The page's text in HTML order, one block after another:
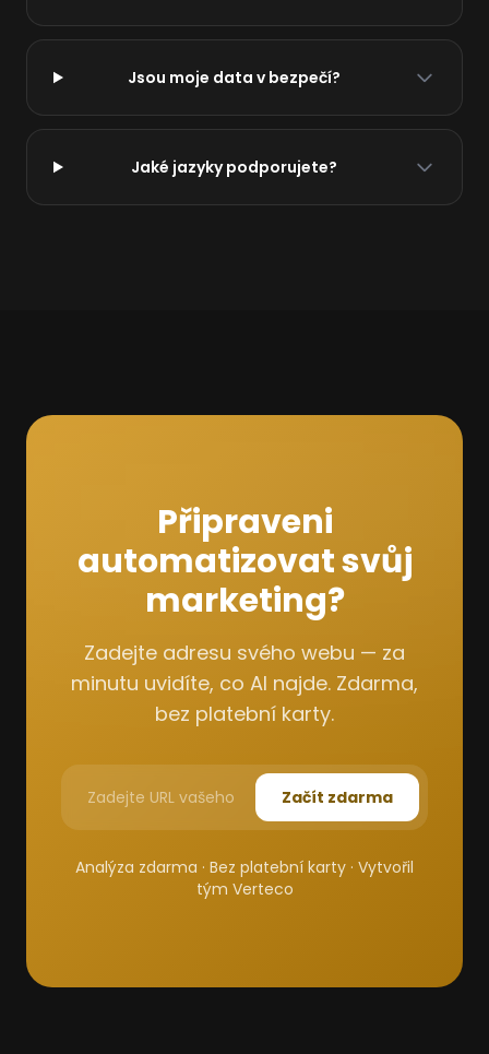
Jsou moje data v bezpečí?
Jaké jazyky podporujete?
Připraveni
automatizovat svůj
marketing?
Zadejte adresu svého webu — za
minutu uvidíte, co AI najde. Zdarma,
bez platební karty.
Začít zdarma
Analýza zdarma · Bez platební karty · Vytvořil
tým Verteco